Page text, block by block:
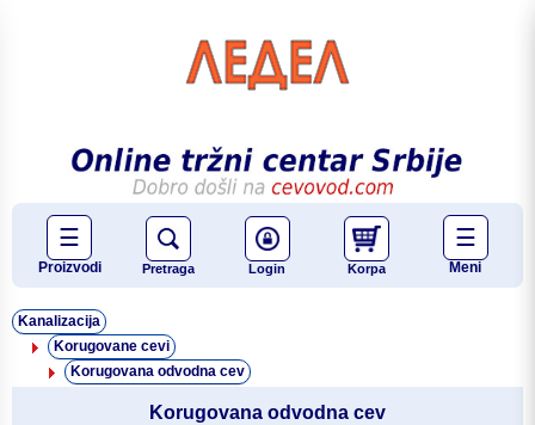
☰
Proizvodi Pretraga Login Korpa Meni
☰
Kanalizacija
Korugovane cevi
Korugovana odvodna cev
Korugovana odvodna cev